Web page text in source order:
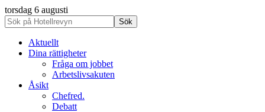
torsdag 6 augusti
Aktuellt
Dina rättigheter
Fråga om jobbet
Arbetslivsakuten
Åsikt
Chefred.
Debatt